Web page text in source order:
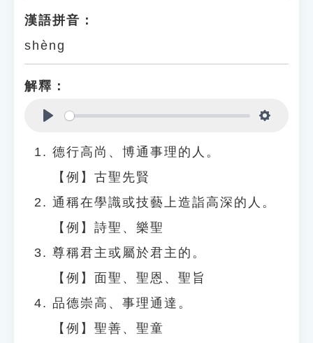
漢語拼音：
shèng
解釋：
德行高尚、博通事理的人。
【例】古聖先賢
通稱在學識或技藝上造詣高深的人。
【例】詩聖、樂聖
尊稱君主或屬於君主的。
【例】面聖、聖恩、聖旨
品德崇高、事理通達。
【例】聖善、聖童